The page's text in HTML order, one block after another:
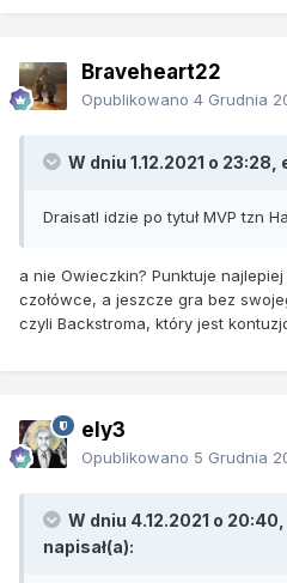
Braveheart22
Opublikowano 4 Grudnia
W dniu 1.12.2021 o 23:28,
Draisatl idzie po tytuł MVP tzn
a nie Owieczkin? Punktuje
czołówce, a jeszcze gra bez
czyli Backstroma, który jest
ely3
Opublikowano 5 Grudnia
W dniu 4.12.2021 o 20:40,
napisał(a):